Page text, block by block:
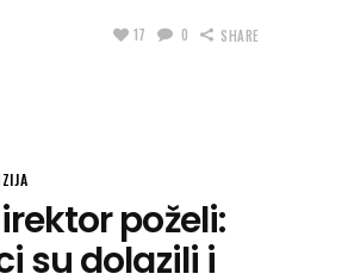
17 0 SHARE
poželi:
su dolazili i